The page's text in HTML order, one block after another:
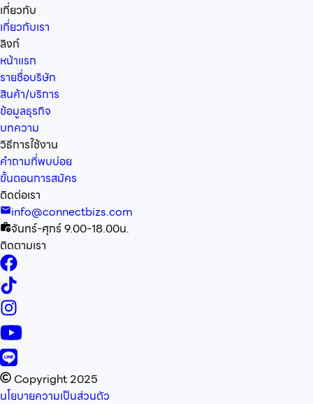
เกี่ยวกับ
เกี่ยวกับเรา
ลิงก์
หน้าแรก
รายชื่อบริษัท
สินค้า/บริการ
ข้อมูลธุรกิจ
บทความ
วิธีการใช้งาน
คำถามที่พบบ่อย
ขั้นตอนการสมัคร
ติดต่อเรา
info@connectbizs.com
จันทร์-ศุกร์ 9.00-18.00น.
ติดตามเรา
Copyright 2025
นโยบายความเป็นส่วนตัว